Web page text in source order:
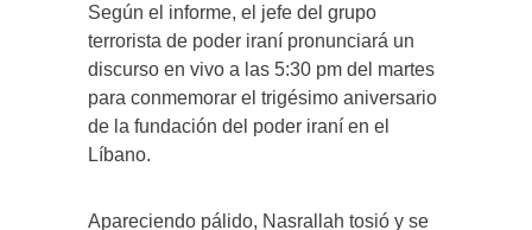
Según el informe, el jefe del grupo
terrorista de poder iraní pronunciará un
discurso en vivo a las 5:30 pm del martes
para conmemorar el trigésimo aniversario
de la fundación del poder iraní en el
Líbano.
Apareciendo pálido, Nasrallah tosió y se